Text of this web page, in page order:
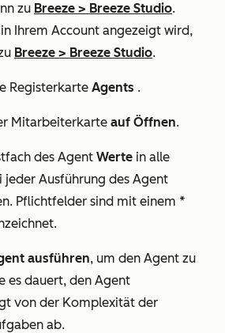
zu Breeze > Breeze Studio.
Ihrem Account angezeigt wird,
Breeze > Breeze Studio.
Registerkarte Agents .
Mitarbeiterkarte auf Öffnen.
des Agent Werte in alle
jeder Ausführung des Agent
Pflichtfelder sind mit einem *
ausführen, um den Agent zu
es dauert, den Agent
von der Komplexität der
ab.